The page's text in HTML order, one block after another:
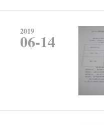
2019
06-14